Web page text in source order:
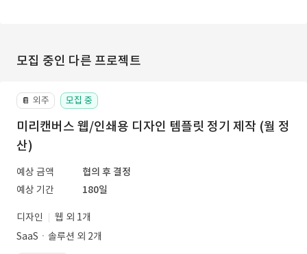
모집 중인 다른 프로젝트
📔 외주 모집 중
미리캔버스 웹/인쇄용 디자인 템플릿 정기 제작 (월 정
산)
예상 금액
협의 후 결정
예상 기간
180일
디자인
웹 외 1개
SaaSㆍ솔루션 외 2개